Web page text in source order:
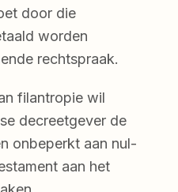
door die
worden
rechtspraak.
filantropie wil
decreetgever de
onbeperkt aan nul-
aan het